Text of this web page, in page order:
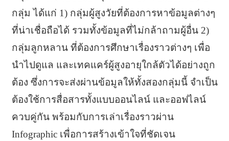
กลุ่ม ได้แก่ 1) กลุ่มผู้สูงวัยที่ต้องการหาข้อมูลต่างๆ
ที่น่าเชื่อถือได้ รวมทั้งข้อมูลที่ไม่กล้าถามผู้อื่น 2)
กลุ่มลูกหลาน ที่ต้องการศึกษาเรื่องราวต่างๆ เพื่อ
นำไปดูแล และเทคแคร์ผู้สูงอายุใกล้ตัวได้อย่างถูก
ต้อง ซึ่งการจะส่งผ่านข้อมูลให้ทั้งสองกลุ่มนี้ จำเป็น
ต้องใช้การสื่อสารทั้งแบบออนไลน์ และออฟไลน์
ควบคู่กัน พร้อมกับการเล่าเรื่องราวผ่าน
Infographic เพื่อการสร้างเข้าใจที่ชัดเจน